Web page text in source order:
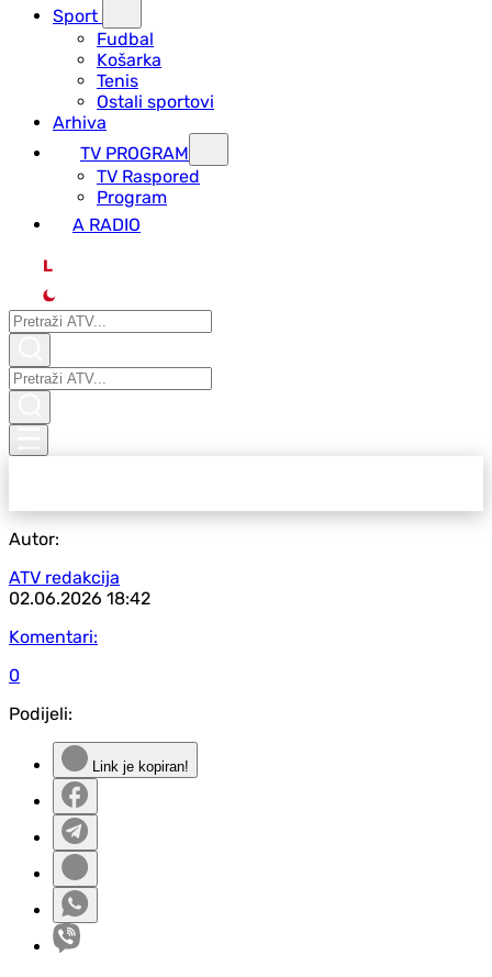
Sport
Fudbal
Košarka
Tenis
Ostali sportovi
Arhiva
TV PROGRAM
ТV Raspored
Program
A RADIO
L
Autor:
ATV redakcija
02.06.2026 18:42
Komentari:
0
Podijeli:
Link je kopiran!